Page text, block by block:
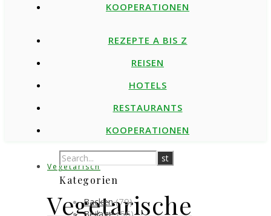
KOOPERATIONEN
REZEPTE A BIS Z
REISEN
HOTELS
RESTAURANTS
KOOPERATIONEN
Vegetarisch
Vegetarische
Kategorien
Backen(79)